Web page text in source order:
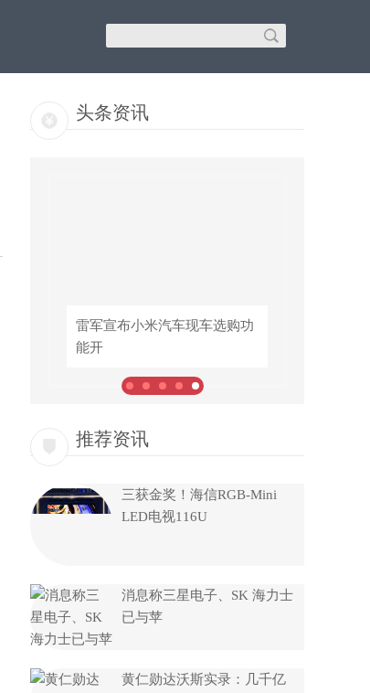
头条资讯
雷军宣布小米汽车现车选购功
能开
雷军宣布小米汽车现车选购功
能开
推荐资讯
三获金奖！海信RGB-Mini
LED电视116U
消息称三星电子、SK 海力士
已与苹
黄仁勋达沃斯实录：几千亿